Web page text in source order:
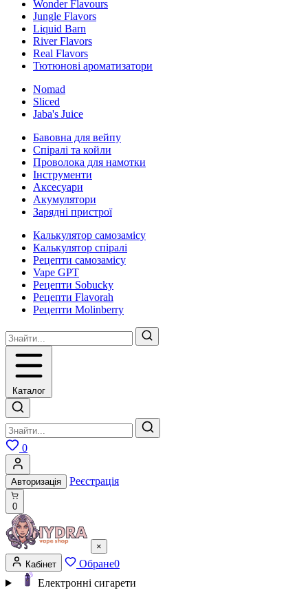
Wonder Flavours
Jungle Flavors
Liquid Barn
River Flavors
Real Flavors
Тютюнові ароматизатори
Nomad
Sliced
Jaba's Juice
Бавовна для вейпу
Спіралі та койли
Проволока для намотки
Інструменти
Аксесуари
Акумулятори
Зарядні пристрої
Калькулятор самозамісу
Калькулятор спіралі
Рецепти самозамісу
Vape GPT
Рецепти Sobucky
Рецепти Flavorah
Рецепти Molinberry
Каталог
0
Авторизація Реєстрація
0
×
Кабінет
Обране0
Електронні сигарети